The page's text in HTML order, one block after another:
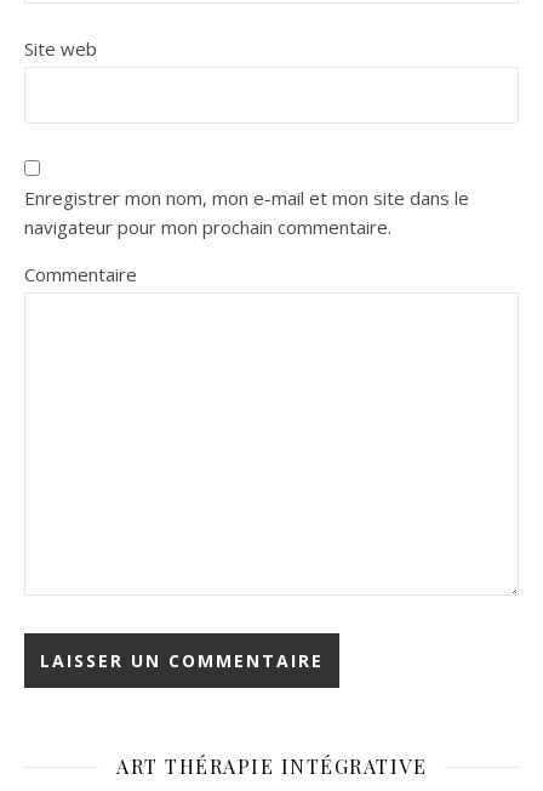
Site web
Enregistrer mon nom, mon e-mail et mon site dans le
navigateur pour mon prochain commentaire.
Commentaire
ART THÉRAPIE INTÉGRATIVE